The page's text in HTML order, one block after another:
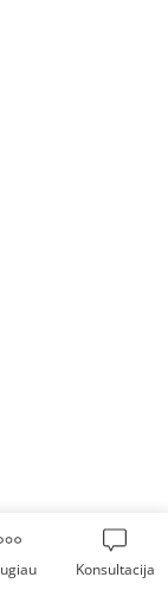
mineralų
Konsultacija